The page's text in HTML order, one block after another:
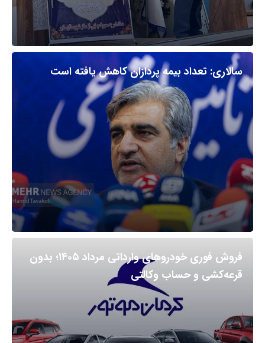
سالاری: تعداد بیمه پردازان کاهش یافته است
فروش فوری خودروهای وارداتی مرداد ۱۴۰۵؛ بدون
قرعه‌کشی و حساب وکالتی